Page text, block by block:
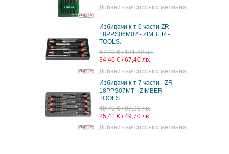
Добави към списък с желания
Избивачи к-т 6 части ZR-
18PPS06M02 - ZIMBER -
TOOLS.
67,40 € / 131,82 лв.
34,46 € / 67,40 лв.
Добави към списък с желания
Избивачи к-т 7 части - ZR-
18PPS07MT - ZIMBER -
TOOLS.
49,70 € / 97,20 лв.
25,41 € / 49,70 лв.
Добави към списък с желания